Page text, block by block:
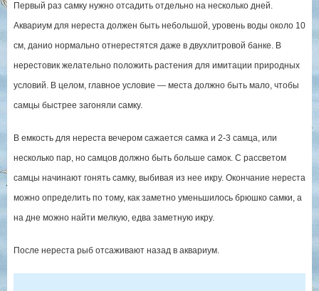
Первый раз самку нужно отсадить отдельно на несколько дней.
Аквариум для нереста должен быть небольшой, уровень воды около 10
см, данио нормально отнерестятся даже в двухлитровой банке. В
нерестовик желательно положить растения для имитации природных
условий. В целом, главное условие — места должно быть мало, чтобы
самцы быстрее загоняли самку.
В емкость для нереста вечером сажается самка и 2-3 самца, или
несколько пар, но самцов должно быть больше самок. С рассветом
самцы начинают гонять самку, выбивая из нее икру. Окончание нереста
можно определить по тому, как заметно уменьшилось брюшко самки, а
на дне можно найти мелкую, едва заметную икру.
После нереста рыб отсаживают назад в аквариум.